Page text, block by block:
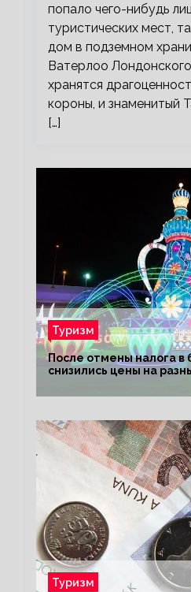
попало чего-нибудь
туристических мест,
дом в подземном
Ватерлоо
хранятся
короны, и знаменитый
[…]
Туризм
После отмены налога в
снизились цены на
Туризм